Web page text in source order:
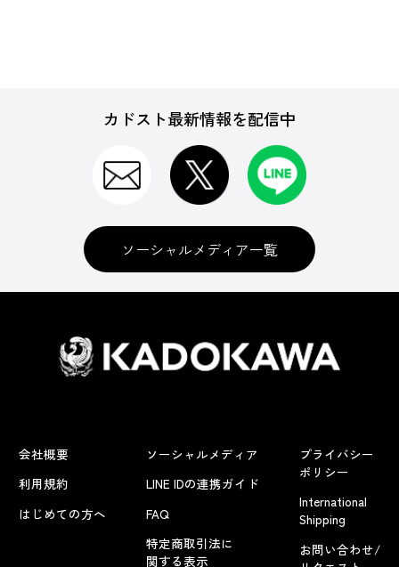
カドスト最新情報を配信中
ソーシャルメディア一覧
会社概要
利用規約
はじめての方へ
ソーシャルメディア
LINE IDの連携ガイド
FAQ
特定商取引法に
関する表示
プライバシー
ポリシー
International
Shipping
お問い合わせ/